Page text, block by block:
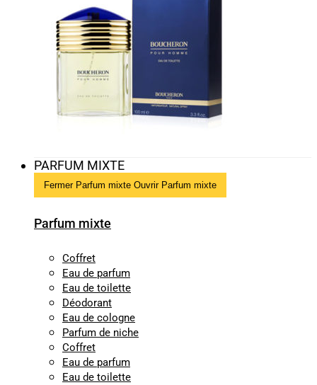
PARFUM MIXTE
Fermer Parfum mixte Ouvrir Parfum mixte
Parfum mixte
Coffret
Eau de parfum
Eau de toilette
Déodorant
Eau de cologne
Parfum de niche
Coffret
Eau de parfum
Eau de toilette